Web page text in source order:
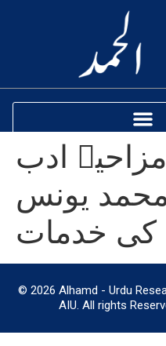
ادب
یونس
خدمات
© 2026 Alhamd - Urdu
AIU. All rights